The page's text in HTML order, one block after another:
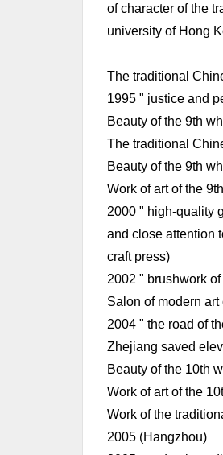
of character of the
university of Hong
The traditional
1995 " justice and
Beauty of the 9th
The traditional
Beauty of the 9th
Work of art of the
2000 " high-quality
and close attention
craft press)
2002 " brushwork
Salon of modern
2004 " the road of
Zhejiang saved
Beauty of the 10th
Work of art of the
Work of the
2005 (Hangzhou)